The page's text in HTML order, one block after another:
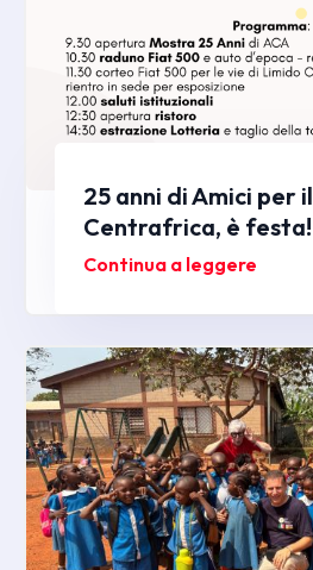
25 anni di Amici per il
Centrafrica, è festa!
Continua a leggere